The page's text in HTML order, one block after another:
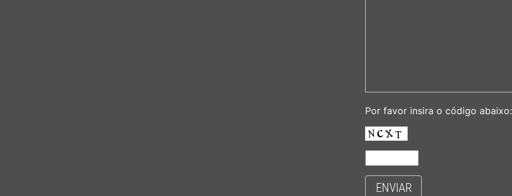
Por favor insira o código abaixo:
ENVIAR